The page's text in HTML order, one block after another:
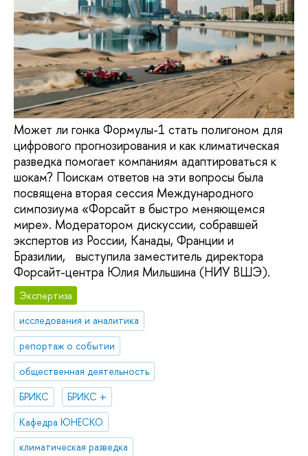
Может ли гонка Формулы-1 стать полигоном для
цифрового прогнозирования и как климатическая
разведка помогает компаниям адаптироваться к
шокам? Поискам ответов на эти вопросы была
посвящена вторая сессия Международного
симпозиума «Форсайт в быстро меняющемся
мире». Модератором дискуссии, собравшей
экспертов из России, Канады, Франции и
Бразилии, выступила заместитель директора
Форсайт-центра Юлия Мильшина (НИУ ВШЭ).
Экспертиза
исследования и аналитика
репортаж о событии
общественная деятельность
БРИКС
БРИКС +
Кафедра ЮНЕСКО
климатическая разведка